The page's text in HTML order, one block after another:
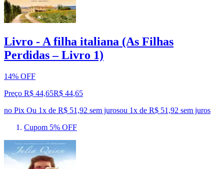
Livro - A filha italiana (As Filhas
Perdidas – Livro 1)
14% OFF
Preço R$ 44,65R$ 44,65
no Pix Ou 1x de R$ 51,92 sem jurosou 1x de R$ 51,92 sem juros
Cupom 5% OFF